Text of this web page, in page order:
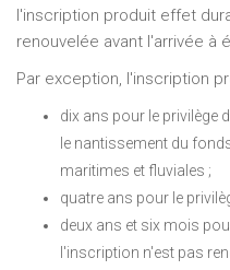
l'inscription produit effet
renouvelée avant l'arrivée à
Par exception, l'inscription
dix ans pour le privilège
le nantissement du
maritimes et fluviales ;
quatre ans pour le
deux ans et six mois
l'inscription n'est pas